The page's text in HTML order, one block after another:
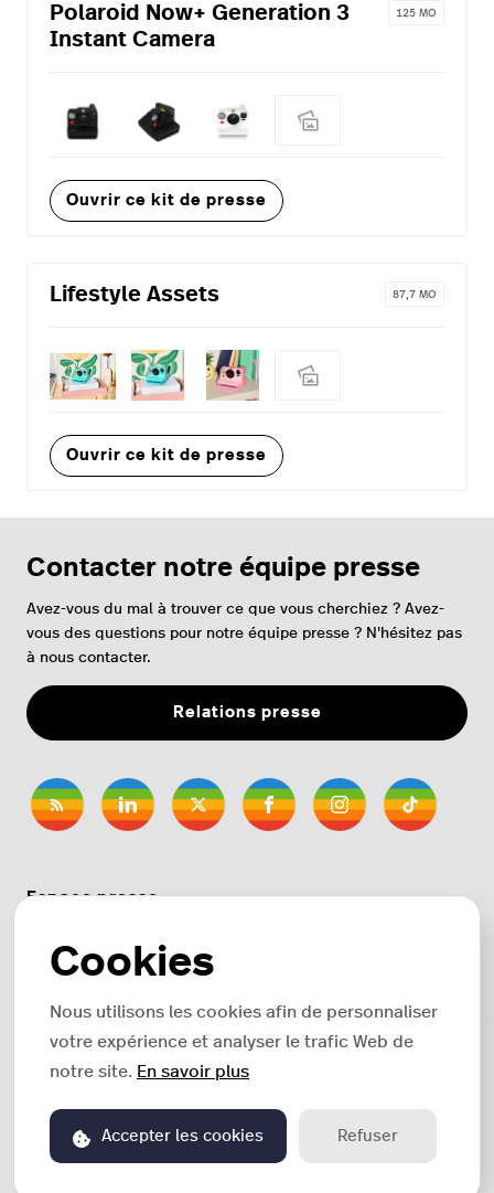
Polaroid Now+ Generation 3
Instant Camera
125 MO
Ouvrir ce kit de presse
Lifestyle Assets 87,7 MO
Ouvrir ce kit de presse
Contacter notre équipe presse
Avez-vous du mal à trouver ce que vous cherchiez ? Avez-
vous des questions pour notre équipe presse ? N'hésitez pas
à nous contacter.
Relations presse
Espace presse
Thèmes
Conditions d'utilisation
Propulsé par PR.co
Cookies
Nous utilisons les cookies afin de personnaliser
votre expérience et analyser le trafic Web de
notre site. En savoir plus
Accepter les cookies Refuser